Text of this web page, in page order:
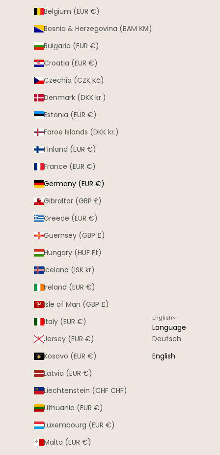
Belgium (EUR €)
Bosnia & Herzegovina (BAM КМ)
Bulgaria (EUR €)
Croatia (EUR €)
Czechia (CZK Kč)
Denmark (DKK kr.)
Estonia (EUR €)
Faroe Islands (DKK kr.)
Finland (EUR €)
France (EUR €)
Germany (EUR €)
Gibraltar (GBP £)
Greece (EUR €)
Guernsey (GBP £)
Hungary (HUF Ft)
Iceland (ISK kr)
Ireland (EUR €)
Isle of Man (GBP £)
Italy (EUR €)
Jersey (EUR €)
Kosovo (EUR €)
Latvia (EUR €)
Liechtenstein (CHF CHF)
Lithuania (EUR €)
Luxembourg (EUR €)
Malta (EUR €)
English
Language
Deutsch
English